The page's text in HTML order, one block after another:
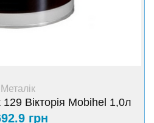
+ Купити
Металік
Вікторія Mobihel 1,0л
грн